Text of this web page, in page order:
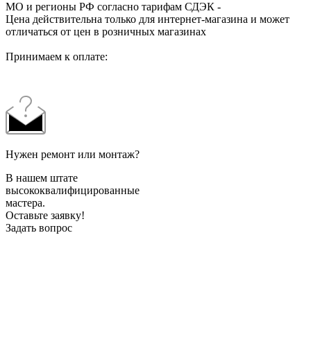
МО и регионы РФ согласно тарифам СДЭК -
Цена действительна только для интернет-магазина и может
отличаться от цен в розничных магазинах
Принимаем к оплате:
Нужен ремонт или монтаж?
В нашем штате
высококвалифицированные
мастера.
Оставьте заявку!
Задать вопрос